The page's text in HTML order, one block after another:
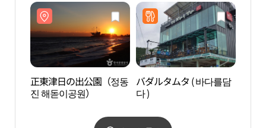
正東津日の出公園（정동
진 해돋이공원）
バダルタムタ ( 바다를담
다 )